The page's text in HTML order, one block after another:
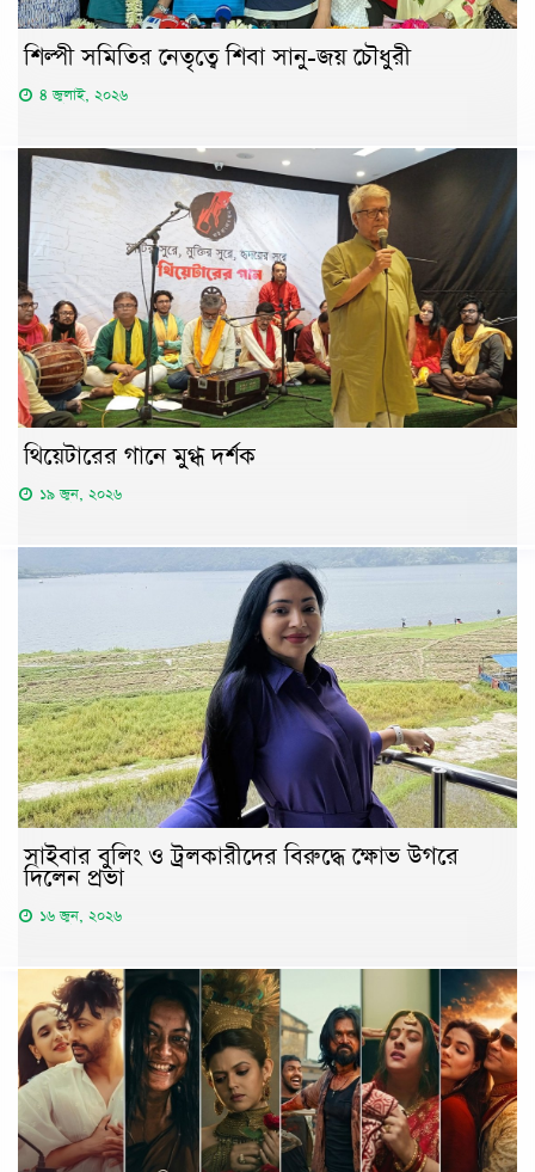
শিল্পী সমিতির নেতৃত্বে শিবা সানু-জয় চৌধুরী
৪ জুলাই, ২০২৬
থিয়েটারের গানে মুগ্ধ দর্শক
১৯ জুন, ২০২৬
সাইবার বুলিং ও ট্রলকারীদের বিরুদ্ধে ক্ষোভ উগরে
দিলেন প্রভা
১৬ জুন, ২০২৬